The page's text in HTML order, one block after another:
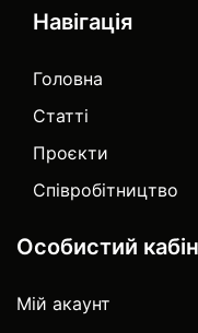
Навігація
Головна
Статті
Проєкти
Співробітництво
Особистий
Мій акаунт